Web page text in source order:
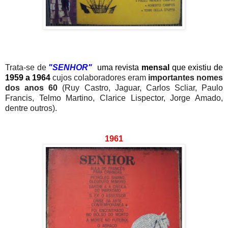
Trata-se de "SENHOR" uma revista mensal que existiu de
1959 a 1964 cujos colaboradores eram importantes nomes
dos anos 60 (Ruy Castro, Jaguar, Carlos Scliar, Paulo
Francis, Telmo Martino, Clarice Lispector, Jorge Amado,
dentre outros).
1961